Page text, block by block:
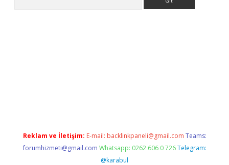
Reklam ve İletişim: E-mail: backlinkpaneli@gmail.com Teams:
forumhizmeti@gmail.com Whatsapp: 0262 606 0 726 Telegram:
@karabul